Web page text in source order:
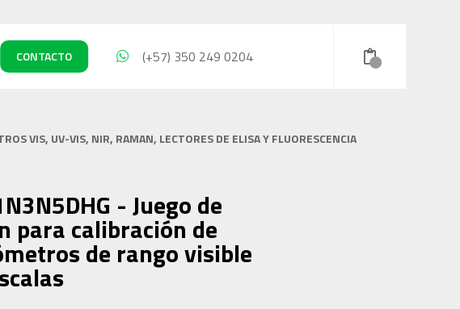
CONTACTO (+57) 350 249 0204
VIS, UV-VIS, NIR, RAMAN, LECTORES DE ELISA Y FLUORESCENCIA
- Juego de
para calibración de
de rango visible